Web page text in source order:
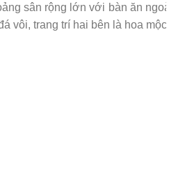
sân rộng lớn với bàn ăn
vôi, trang trí hai bên là hoa